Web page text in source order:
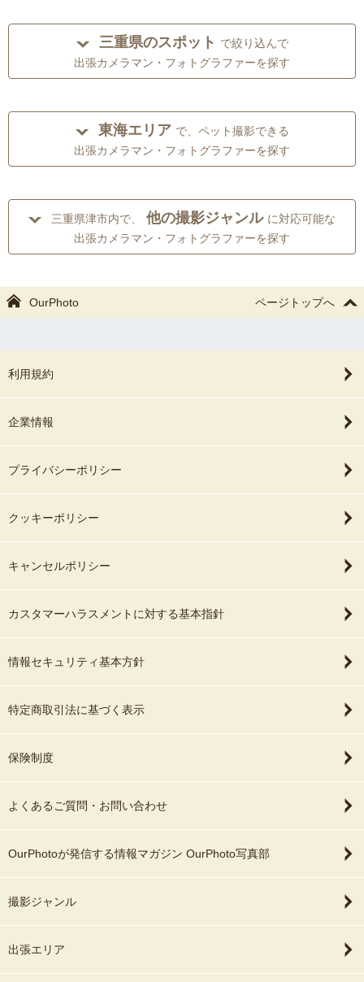
三重県のスポット で絞り込んで
出張カメラマン・フォトグラファーを探す
東海エリア で、ペット撮影できる
出張カメラマン・フォトグラファーを探す
三重県津市内で、 他の撮影ジャンル に対応可能な
出張カメラマン・フォトグラファーを探す
OurPhoto ページトップへ
利用規約
企業情報
プライバシーポリシー
クッキーポリシー
キャンセルポリシー
カスタマーハラスメントに対する基本指針
情報セキュリティ基本方針
特定商取引法に基づく表示
保険制度
よくあるご質問・お問い合わせ
OurPhotoが発信する情報マガジン OurPhoto写真部
撮影ジャンル
出張エリア